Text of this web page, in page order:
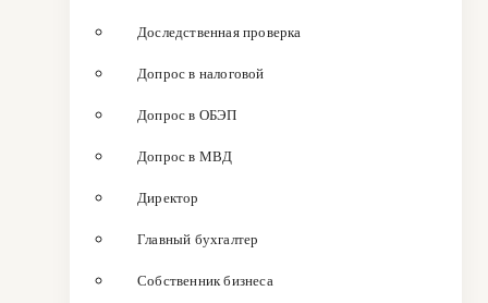
Доследственная проверка
Допрос в налоговой
Допрос в ОБЭП
Допрос в МВД
Директор
Главный бухгалтер
Собственник бизнеса